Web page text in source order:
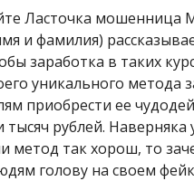
Ласточка мошенница
и фамилия)
заработка в таких
уникального
приобрести ее
рублей.
метод так хорош, то
голову на своем